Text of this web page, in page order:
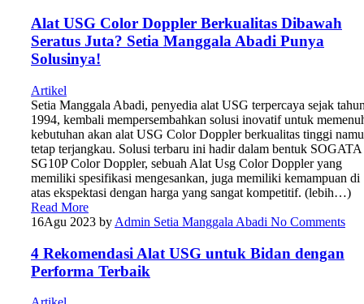
Alat USG Color Doppler Berkualitas Dibawah
Seratus Juta? Setia Manggala Abadi Punya
Solusinya!
Artikel
Setia Manggala Abadi, penyedia alat USG terpercaya sejak
1994, kembali mempersembahkan solusi inovatif untuk
kebutuhan akan alat USG Color Doppler berkualitas tinggi
tetap terjangkau. Solusi terbaru ini hadir dalam bentuk SOGATA
SG10P Color Doppler, sebuah Alat Usg Color Doppler yang
memiliki spesifikasi mengesankan, juga memiliki kemampuan di
atas ekspektasi dengan harga yang sangat kompetitif. (lebih…)
Read More
16Agu 2023 by Admin Setia Manggala Abadi No Comments
4 Rekomendasi Alat USG untuk Bidan dengan
Performa Terbaik